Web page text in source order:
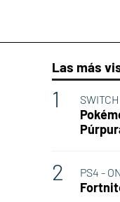
Las más
SWITCH
PS4 -